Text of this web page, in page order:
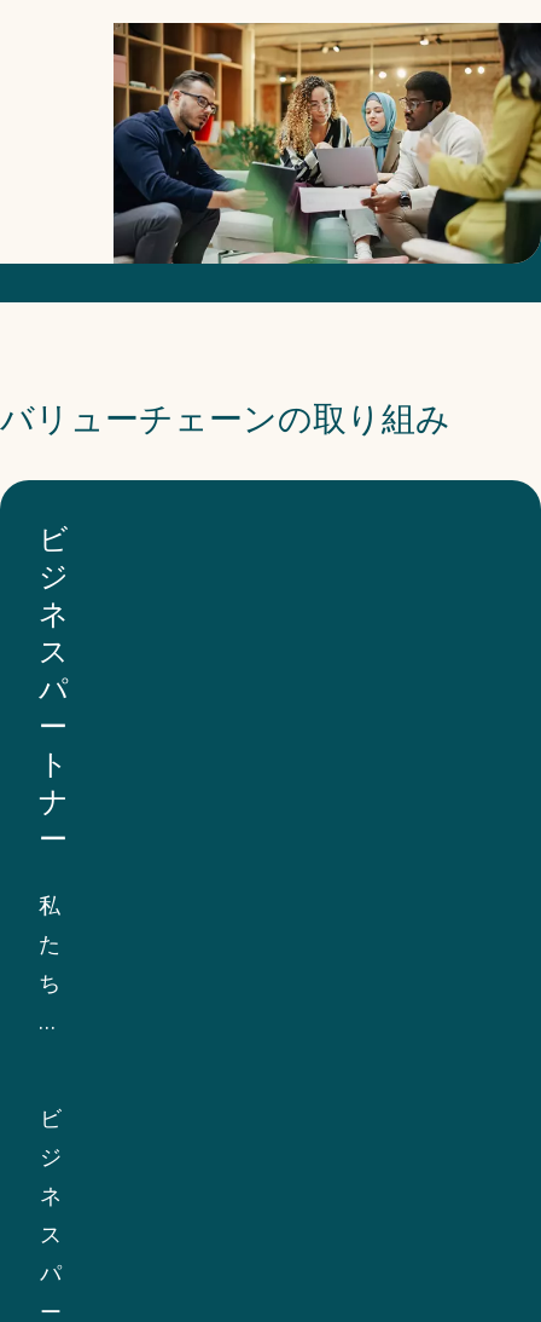
ん
い
ま
す。
こ
れ
に
は、
デ
ュ
ー
リ
ジ
ェ
ン
と
国
際
的
な
バリューチェーンの取り組み
ビ
ジ
ネ
ス
パ
ー
ト
ナ
ー
私
た
ち
は、
基
準
を
共
ビ
ジ
ネ
ス
パ
ー